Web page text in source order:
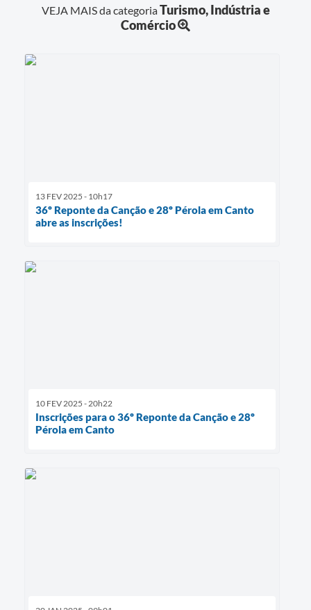
VEJA MAIS da categoriaTurismo, Indústria e
Comércio
13 FEV 2025 - 10h17
36º Reponte da Canção e 28º Pérola em Canto
abre as inscrições!
10 FEV 2025 - 20h22
Inscrições para o 36º Reponte da Canção e 28º
Pérola em Canto